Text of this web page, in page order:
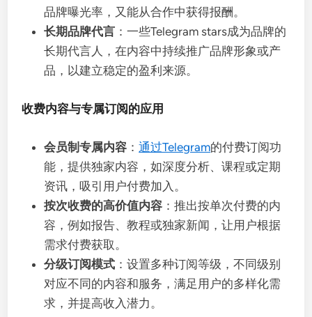
品牌曝光率，又能从合作中获得报酬。
长期品牌代言 ：一些Telegram stars成为品牌的
长期代言人，在内容中持续推广品牌形象或产
品，以建立稳定的盈利来源。
收费内容与专属订阅的应用
会员制专属内容 ：通过Telegram的付费订阅功
能，提供独家内容，如深度分析、课程或定期
资讯，吸引用户付费加入。
按次收费的高价值内容 ：推出按单次付费的内
容，例如报告、教程或独家新闻，让用户根据
需求付费获取。
分级订阅模式 ：设置多种订阅等级，不同级别
对应不同的内容和服务，满足用户的多样化需
求，并提高收入潜力。